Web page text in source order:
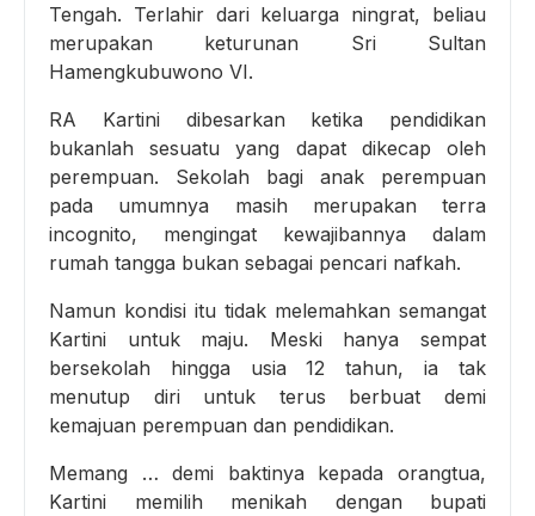
Tengah. Terlahir dari keluarga ningrat, beliau
merupakan keturunan Sri Sultan
Hamengkubuwono VI.
RA Kartini dibesarkan ketika pendidikan
bukanlah sesuatu yang dapat dikecap oleh
perempuan. Sekolah bagi anak perempuan
pada umumnya masih merupakan terra
incognito, mengingat kewajibannya dalam
rumah tangga bukan sebagai pencari nafkah.
Namun kondisi itu tidak melemahkan semangat
Kartini untuk maju. Meski hanya sempat
bersekolah hingga usia 12 tahun, ia tak
menutup diri untuk terus berbuat demi
kemajuan perempuan dan pendidikan.
Memang … demi baktinya kepada orangtua,
Kartini memilih menikah dengan bupati